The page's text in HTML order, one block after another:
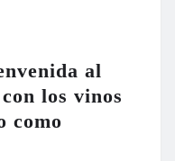
al
los vinos
como